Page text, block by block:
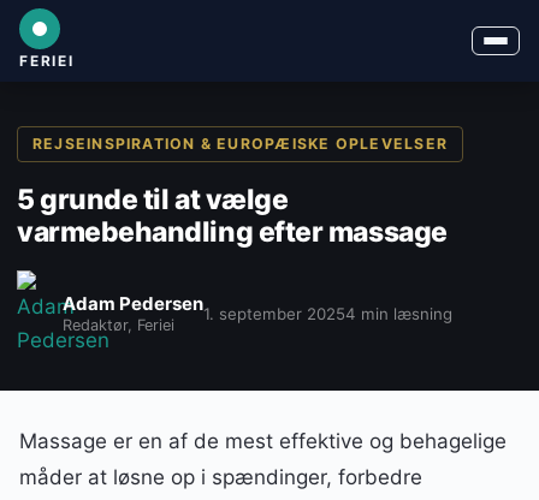
FERIEI
REJSEINSPIRATION & EUROPÆISKE OPLEVELSER
5 grunde til at vælge
varmebehandling efter massage
Adam Pedersen
Redaktør, Feriei
1. september 20254 min læsning
Massage er en af de mest effektive og behagelige
måder at løsne op i spændinger, forbedre